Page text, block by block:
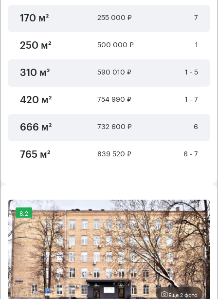
170 м² 255 000 ₽ 7
250 м² 500 000 ₽ 1
310 м² 590 010 ₽ 1 - 5
420 м² 754 990 ₽ 1 - 7
666 м² 732 600 ₽ 6
765 м² 839 520 ₽ 6 - 7
8.2
Еще 2 фото